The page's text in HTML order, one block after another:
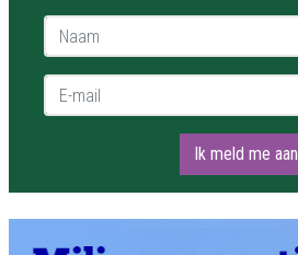
Naam *
E-mail *
Ik meld me aan